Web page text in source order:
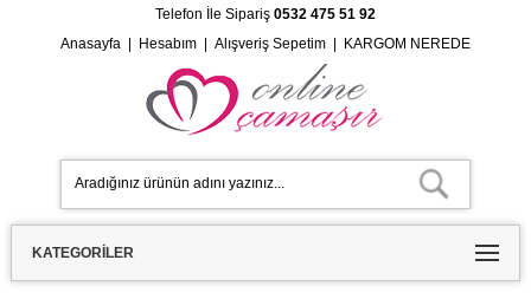
Telefon İle Sipariş 0532 475 51 92
Anasayfa| Hesabım| Alışveriş Sepetim| KARGOM NEREDE
KATEGORILER